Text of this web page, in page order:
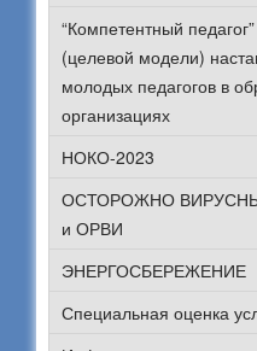
“Компетентный
(целевой модели)
молодых педагогов в
организациях
НОКО-2023
ОСТОРОЖНО
и ОРВИ
ЭНЕРГОСБЕРЕЖЕНИЕ
Специальная оценка